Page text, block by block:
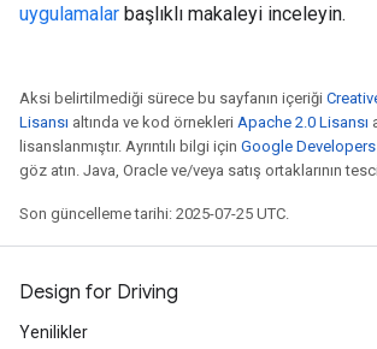
uygulamalar başlıklı makaleyi inceleyin.
Aksi belirtilmediği sürece bu sayfanın içeriği
Lisansı altında ve kod örnekleri Apache 2.0 Lisansı
lisanslanmıştır. Ayrıntılı bilgi için Google Developers
göz atın. Java, Oracle ve/veya satış ortaklarının
Son güncelleme tarihi: 2025-07-25 UTC.
Design for Driving
Yenilikler